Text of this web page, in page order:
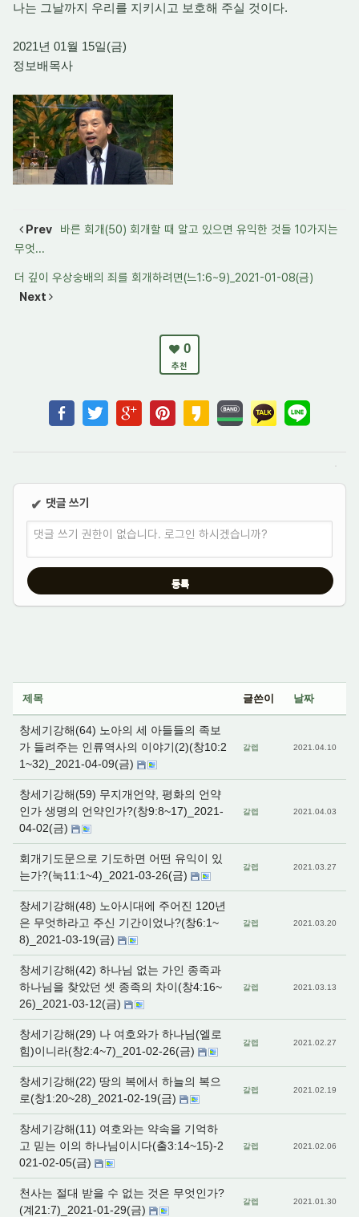
나는 그날까지 우리를 지키시고 보호해 주실 것이다.
2021년 01월 15일(금)
정보배목사
Prev
바른 회개(50) 회개할 때 알고 있으면 유익한 것들 10가지는
무엇...
더 깊이 우상숭배의 죄를 회개하려면(느1:6~9)_2021-01-08(금)
Next
0
추천
✔ 댓글 쓰기
댓글 쓰기 권한이 없습니다. 로그인 하시겠습니까?
제목 글쓴이 날짜
창세기강해(64) 노아의 세 아들들의 족보
가 들려주는 인류역사의 이야기(2)(창10:2
1~32)_2021-04-09(금)
갈렙 2021.04.10
창세기강해(59) 무지개언약, 평화의 언약
인가 생명의 언약인가?(창9:8~17)_2021-
04-02(금)
갈렙 2021.04.03
회개기도문으로 기도하면 어떤 유익이 있
는가?(눅11:1~4)_2021-03-26(금)
갈렙 2021.03.27
창세기강해(48) 노아시대에 주어진 120년
은 무엇하라고 주신 기간이었나?(창6:1~
8)_2021-03-19(금)
갈렙 2021.03.20
창세기강해(42) 하나님 없는 가인 종족과
하나님을 찾았던 셋 종족의 차이(창4:16~
26)_2021-03-12(금)
갈렙 2021.03.13
창세기강해(29) 나 여호와가 하나님(엘로
힘)이니라(창2:4~7)_201-02-26(금)
갈렙 2021.02.27
창세기강해(22) 땅의 복에서 하늘의 복으
로(창1:20~28)_2021-02-19(금)
갈렙 2021.02.19
창세기강해(11) 여호와는 약속을 기억하
고 믿는 이의 하나님이시다(출3:14~15)-2
021-02-05(금)
갈렙 2021.02.06
천사는 절대 받을 수 없는 것은 무엇인가?
(계21:7)_2021-01-29(금)
갈렙 2021.01.30